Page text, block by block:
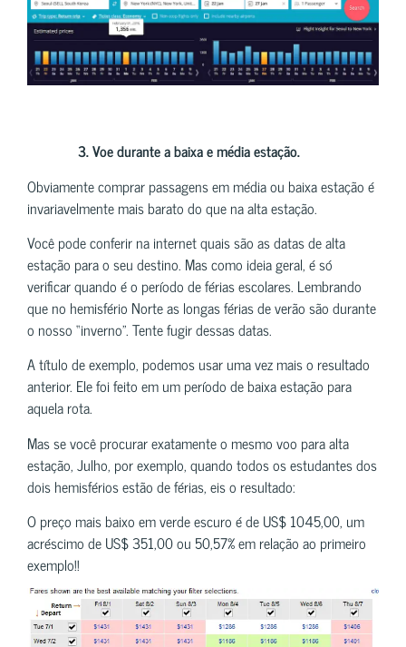
3. Voe durante a baixa e média estação.
Obviamente comprar passagens em média ou baixa estação é
invariavelmente mais barato do que na alta estação.
Você pode conferir na internet quais são as datas de alta
estação para o seu destino. Mas como ideia geral, é só
verificar quando é o período de férias escolares. Lembrando
que no hemisfério Norte as longas férias de verão são durante
o nosso “inverno”. Tente fugir dessas datas.
A título de exemplo, podemos usar uma vez mais o resultado
anterior. Ele foi feito em um período de baixa estação para
aquela rota.
Mas se você procurar exatamente o mesmo voo para alta
estação, Julho, por exemplo, quando todos os estudantes dos
dois hemisférios estão de férias, eis o resultado:
O preço mais baixo em verde escuro é de US$ 1045,00, um
acréscimo de US$ 351,00 ou 50,57% em relação ao primeiro
exemplo!!